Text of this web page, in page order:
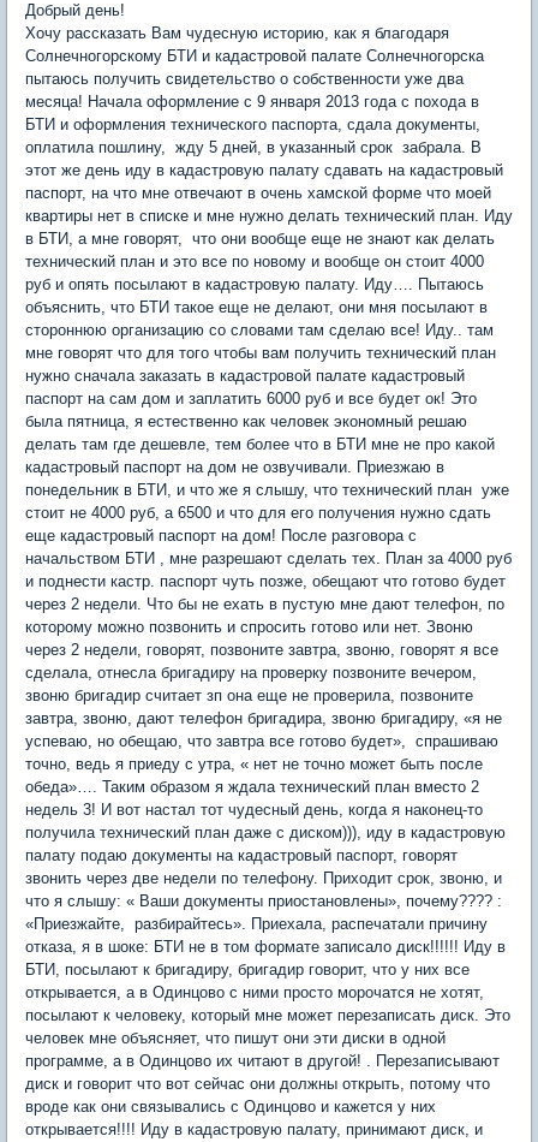
Добрый день!
Хочу рассказать Вам чудесную историю, как я благодаря
Солнечногорскому БТИ и кадастровой палате Солнечногорска
пытаюсь получить свидетельство о собственности уже два
месяца! Начала оформление с 9 января 2013 года с похода в
БТИ и оформления технического паспорта, сдала документы,
оплатила пошлину, жду 5 дней, в указанный срок забрала. В
этот же день иду в кадастровую палату сдавать на кадастровый
паспорт, на что мне отвечают в очень хамской форме что моей
квартиры нет в списке и мне нужно делать технический план. Иду
в БТИ, а мне говорят, что они вообще еще не знают как делать
технический план и это все по новому и вообще он стоит 4000
руб и опять посылают в кадастровую палату. Иду…. Пытаюсь
объяснить, что БТИ такое еще не делают, они мня посылают в
стороннюю организацию со словами там сделаю все! Иду.. там
мне говорят что для того чтобы вам получить технический план
нужно сначала заказать в кадастровой палате кадастровый
паспорт на сам дом и заплатить 6000 руб и все будет ок! Это
была пятница, я естественно как человек экономный решаю
делать там где дешевле, тем более что в БТИ мне не про какой
кадастровый паспорт на дом не озвучивали. Приезжаю в
понедельник в БТИ, и что же я слышу, что технический план уже
стоит не 4000 руб, а 6500 и что для его получения нужно сдать
еще кадастровый паспорт на дом! После разговора с
начальством БТИ , мне разрешают сделать тех. План за 4000 руб
и поднести кастр. паспорт чуть позже, обещают что готово будет
через 2 недели. Что бы не ехать в пустую мне дают телефон, по
которому можно позвонить и спросить готово или нет. Звоню
через 2 недели, говорят, позвоните завтра, звоню, говорят я все
сделала, отнесла бригадиру на проверку позвоните вечером,
звоню бригадир считает зп она еще не проверила, позвоните
завтра, звоню, дают телефон бригадира, звоню бригадиру, «я не
успеваю, но обещаю, что завтра все готово будет», спрашиваю
точно, ведь я приеду с утра, « нет не точно может быть после
обеда»…. Таким образом я ждала технический план вместо 2
недель 3! И вот настал тот чудесный день, когда я наконец-то
получила технический план даже с диском))), иду в кадастровую
палату подаю документы на кадастровый паспорт, говорят
звонить через две недели по телефону. Приходит срок, звоню, и
что я слышу: « Ваши документы приостановлены», почему???? :
«Приезжайте, разбирайтесь». Приехала, распечатали причину
отказа, я в шоке: БТИ не в том формате записало диск!!!!!! Иду в
БТИ, посылают к бригадиру, бригадир говорит, что у них все
открывается, а в Одинцово с ними просто морочатся не хотят,
посылают к человеку, который мне может перезаписать диск. Это
человек мне объясняет, что пишут они эти диски в одной
программе, а в Одинцово их читают в другой! . Перезаписывают
диск и говорит что вот сейчас они должны открыть, потому что
вроде как они связывались с Одинцово и кажется у них
открывается!!!! Иду в кадастровую палату, принимают диск, и